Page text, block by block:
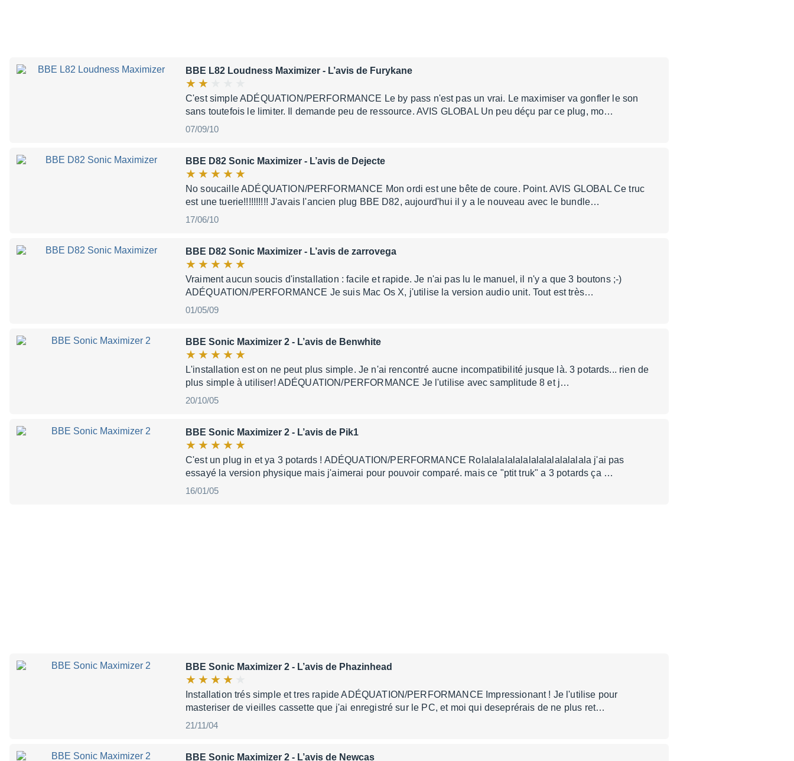
BBE L82 Loudness Maximizer - L’avis de Furykane
C'est simple ADÉQUATION/PERFORMANCE Le by pass n'est pas un vrai. Le maximiser va gonfler le son
sans toutefois le limiter. Il demande peu de ressource. AVIS GLOBAL Un peu déçu par ce plug, mo…
07/09/10
BBE D82 Sonic Maximizer - L’avis de Dejecte
No soucaille ADÉQUATION/PERFORMANCE Mon ordi est une bête de coure. Point. AVIS GLOBAL Ce truc
est une tuerie!!!!!!!!!! J'avais l'ancien plug BBE D82, aujourd'hui il y a le nouveau avec le bundle…
17/06/10
BBE D82 Sonic Maximizer - L’avis de zarrovega
Vraiment aucun soucis d'installation : facile et rapide. Je n'ai pas lu le manuel, il n'y a que 3 boutons ;-)
ADÉQUATION/PERFORMANCE Je suis Mac Os X, j'utilise la version audio unit. Tout est très…
01/05/09
BBE Sonic Maximizer 2 - L’avis de Benwhite
L'installation est on ne peut plus simple. Je n'ai rencontré aucne incompatibilité jusque là. 3 potards... rien de
plus simple à utiliser! ADÉQUATION/PERFORMANCE Je l'utilise avec samplitude 8 et j…
20/10/05
BBE Sonic Maximizer 2 - L’avis de Pik1
C'est un plug in et ya 3 potards ! ADÉQUATION/PERFORMANCE Rolalalalalalalalalalalalalala j'ai pas
essayé la version physique mais j'aimerai pour pouvoir comparé. mais ce "ptit truk" a 3 potards ça …
16/01/05
BBE Sonic Maximizer 2 - L’avis de Phazinhead
Installation trés simple et tres rapide ADÉQUATION/PERFORMANCE Impressionant ! Je l'utilise pour
masteriser de vieilles cassette que j'ai enregistré sur le PC, et moi qui deseprérais de ne plus ret…
21/11/04
BBE Sonic Maximizer 2 - L’avis de Newcas